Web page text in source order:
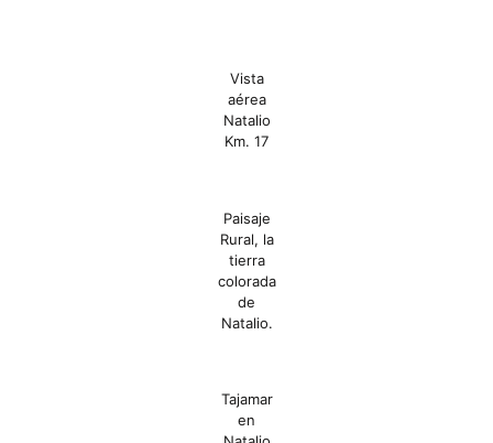
Vista
aérea
Natalio
Km. 17
Paisaje
Rural, la
tierra
colorada
de
Natalio.
Tajamar
en